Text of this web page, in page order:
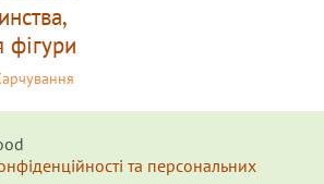
фігури
та персональних